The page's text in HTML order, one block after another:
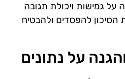
גמישות ויכולת תגובה
להפסדים ולהבטיח
על נתונים